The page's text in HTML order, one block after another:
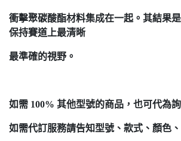
衝擊聚碳酸酯材料集成在一起。其結果
保持賽道上最清晰
最準確的視野。
如需 100% 其他型號的商品，也可代為
如需代訂服務請告知型號、款式、顏色、